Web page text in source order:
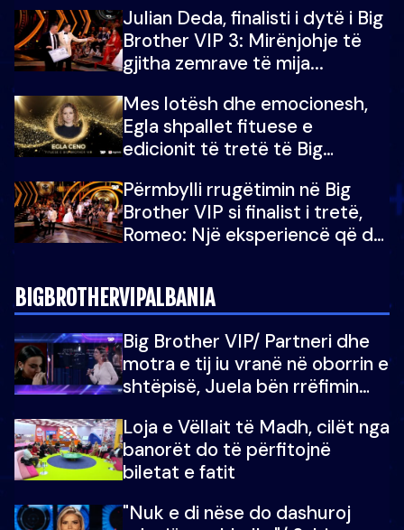
Julian Deda, finalisti i dytë i Big
Brother VIP 3: Mirënjohje të
gjitha zemrave të mija...
Mes lotësh dhe emocionesh,
Egla shpallet fituese e
edicionit të tretë të Big
Përmbylli rrugëtimin në Big
Brother VIP si finalist i tretë,
Romeo: Një eksperiencë që do
BIGBROTHERVIPALBANIA
Big Brother VIP/ Partneri dhe
motra e tij iu vranë në oborrin e
shtëpisë, Juela bën rrëfimin
do të martoheshim, por zemra
mu copëtua
Loja e Vëllait të Madh, cilët nga
banorët do të përfitojnë
biletat e fatit
"Nuk e di nëse do dashuroj